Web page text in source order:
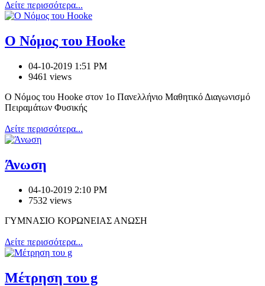
Δείτε περισσότερα...
Ο Νόμος του Hooke
04-10-2019 1:51 PM
9461 views
Ο Νόμος του Hooke στον 1ο Πανελλήνιο Μαθητικό Διαγωνισμό
Πειραμάτων Φυσικής
Δείτε περισσότερα...
Άνωση
04-10-2019 2:10 PM
7532 views
ΓΥΜΝΑΣΙΟ ΚΟΡΩΝΕΙΑΣ ΑΝΩΣΗ
Δείτε περισσότερα...
Μέτρηση του g